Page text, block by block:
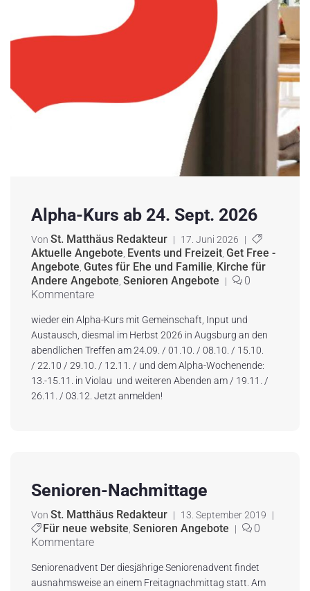
Alpha-Kurs ab 24. Sept. 2026
Von St. Matthäus Redakteur | 17. Juni 2026 |
Aktuelle Angebote Events und Freizeit Get Free -
Angebote Gutes für Ehe und Familie Kirche für
Andere Angebote Senioren Angebote |
0
Kommentare
wieder ein Alpha-Kurs mit Gemeinschaft, Input und
Austausch, diesmal im Herbst 2026 in Augsburg an den
abendlichen Treffen am 24.09. / 01.10. / 08.10. / 15.10.
/ 22.10 / 29.10. / 12.11. / und dem Alpha-Wochenende:
13.-15.11. in Violau und weiteren Abenden am / 19.11. /
26.11. / 03.12. Jetzt anmelden!
Senioren-Nachmittage
Von St. Matthäus Redakteur | 13. September 2019 |
Für neue website Senioren Angebote |
0
Kommentare
Seniorenadvent Der diesjährige Seniorenadvent findet
ausnahmsweise an einem Freitagnachmittag statt. Am